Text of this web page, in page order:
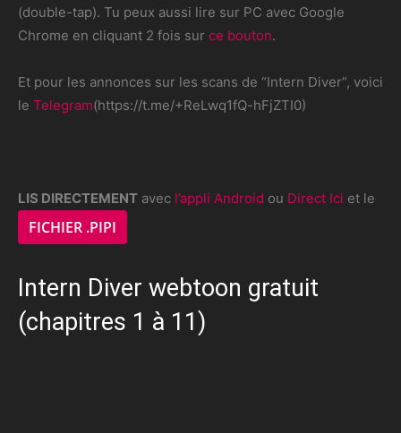
(double-tap). Tu peux aussi lire sur PC avec Google
Chrome en cliquant 2 fois sur ce bouton.
Et pour les annonces sur les scans de “Intern Diver”, voici
le Telegram(https://t.me/+ReLwq1fQ-hFjZTI0)
LIS DIRECTEMENT avec l’appli Android ou Direct Ici et le
FICHIER .PIPI
Intern Diver webtoon gratuit
(chapitres 1 à 11)